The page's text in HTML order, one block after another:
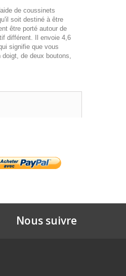
de coussinets
soit destiné à être
être porté autour de
différent. Il envoie 4,6
signifie que vous
de deux boutons,
Nous suivre